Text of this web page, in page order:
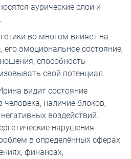
аурические слои и
во многом влияет на
его эмоциональное состояние,
способность
свой потенциал.
видит состояние
человека, наличие блоков,
воздействий.
нарушения
в определённых сферах
финансах,